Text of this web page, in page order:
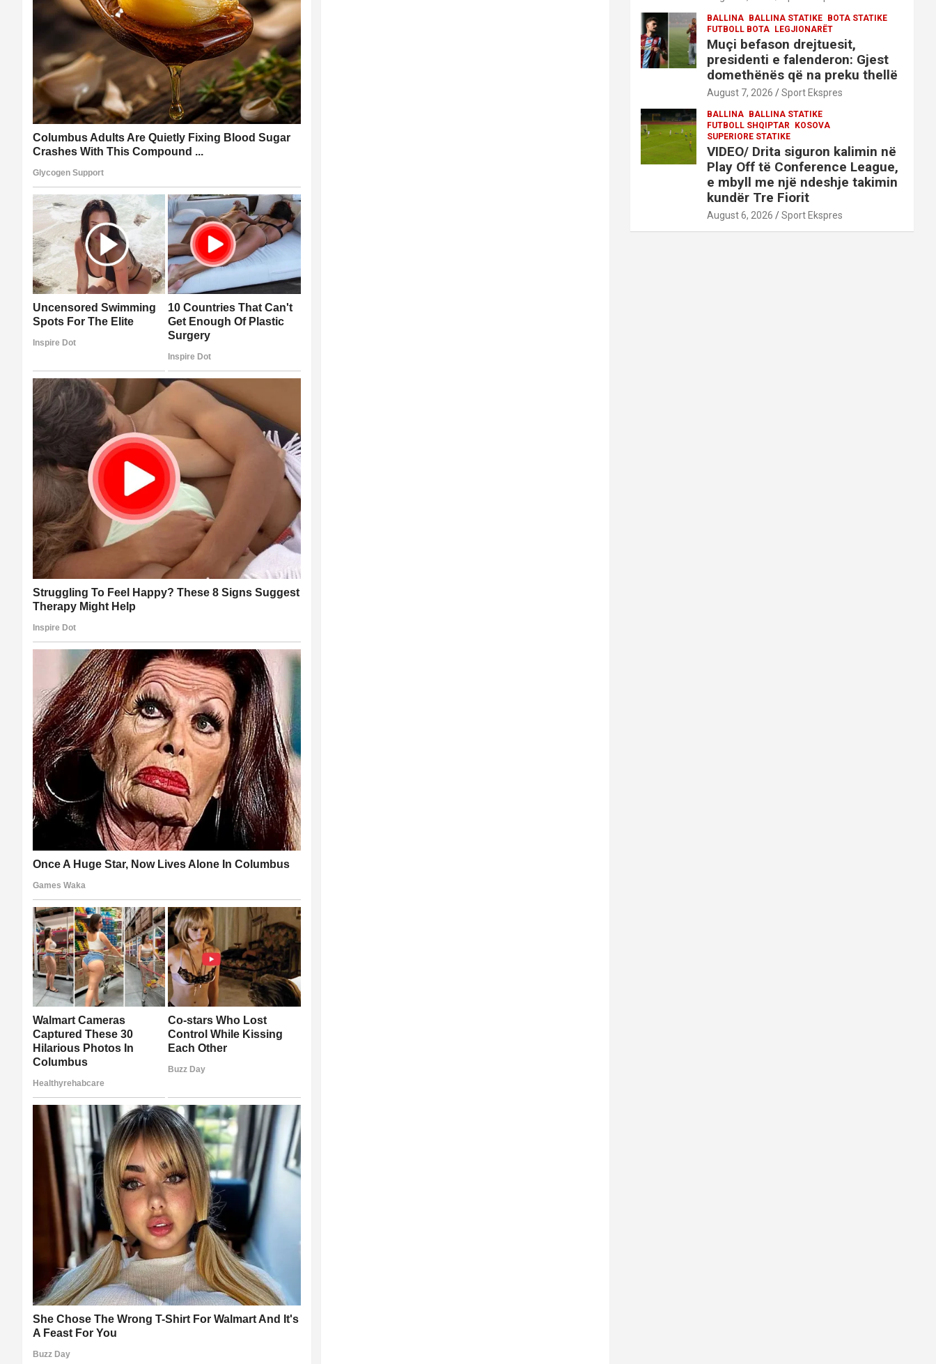
BALLINA BALLINA STATIKE BOTA STATIKE
FUTBOLL BOTA LEGJIONARËT
Muçi befason drejtuesit,
presidenti e falenderon: Gjest
domethënës që na preku thellë
August 7, 2026 Sport Ekspres
BALLINA BALLINA STATIKE
FUTBOLL SHQIPTAR
KOSOVA
SUPERIORE STATIKE
VIDEO/ Drita siguron kalimin në
Play Off të Conference League,
e mbyll me një ndeshje takimin
kundër Tre Fiorit
August 6, 2026 Sport Ekspres